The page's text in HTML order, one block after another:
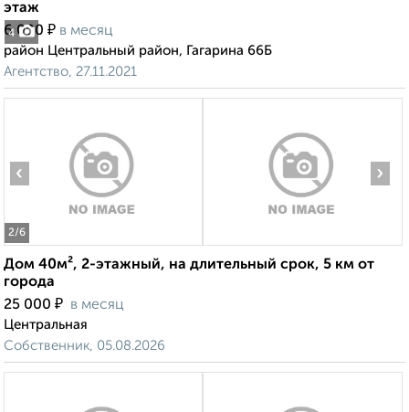
4
этаж
6 000 ₽ в месяц
район Центральный район, Гагарина 66Б
Агентство, 27.11.2021
2/6
‹ ›
Дом 40м², 2-этажный, на длительный срок, 5 км от
города
25 000 ₽ в месяц
Центральная
Собственник, 05.08.2026